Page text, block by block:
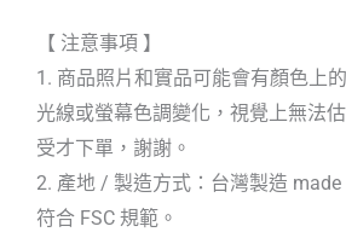
【 注意事項 】
1. 商品照片和實品可能會有顏色上
光線或螢幕色調變化，視覺上無法
受才下單，謝謝。
2. 產地 / 製造方式：台灣製造
符合 FSC 規範。